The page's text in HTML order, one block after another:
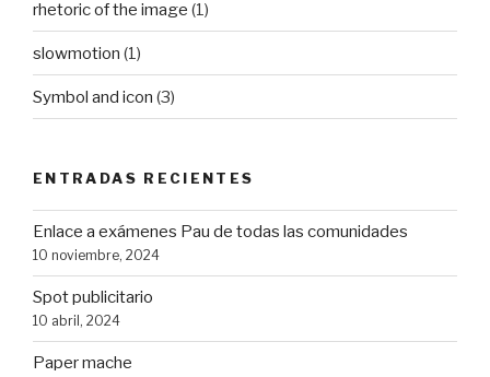
rhetoric of the image (1)
slowmotion (1)
Symbol and icon (3)
ENTRADAS RECIENTES
Enlace a exámenes Pau de todas las comunidades
10 noviembre, 2024
Spot publicitario
10 abril, 2024
Paper mache